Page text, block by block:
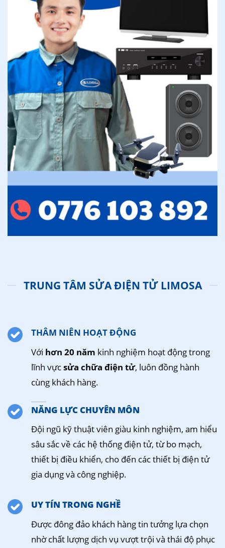
TRUNG TÂM SỬA ĐIỆN TỬ LIMOSA
THÂM NIÊN HOẠT ĐỘNG
Với hơn 20 năm kinh nghiệm hoạt động trong
lĩnh vựcsửa chữa điện tử, luôn đồng hành
cùng khách hàng.
NĂNG LỰC CHUYÊN MÔN
Đội ngũ kỹ thuật viên giàu kinh nghiệm, am hiểu
sâu sắc về các hệ thống điện tử, từ bo mạch,
thiết bị điều khiển, cho đến các thiết bị điện tử
gia dụng và công nghiệp.
UY TÍN TRONG NGHỀ
Được đông đảo khách hàng tin tưởng lựa chọn
nhờ chất lượng dịch vụ vượt trội và thái độ phục